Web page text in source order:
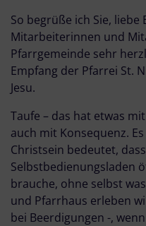
So begrüße ich Sie, liebe
Mitarbeiterinnen und
Pfarrgemeinde sehr
Empfang der Pfarrei St.
Jesu.
Taufe – das hat etwas
auch mit Konsequenz.
Christsein bedeutet,
Selbstbedienungsladen
brauche, ohne selbst
und Pfarrhaus erleben
bei Beerdigungen -,